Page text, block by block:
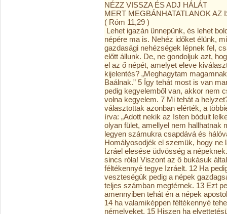
NÉZZ VISSZA ÉS ADJ HÁLÁT
MERT MEGBÁNHATATLANOK AZ
( Róm 11,29 )
Lehet igazán ünnepünk, és lehet
népére ma is. Nehéz időket élünk,
gazdasági nehézségek lépnek fel,
előtt állunk. De, ne gondoljuk azt,
el az ő népét, amelyet eleve
kijelentés? „Meghagytam
Baálnak.” 5 Így tehát most is van
pedig kegyelemből van, akkor nem
volna kegyelem. 7 Mi tehát a
választottak azonban elérték, a
írva: „Adott nekik az Isten bódult
olyan fület, amellyel nem hallhatnak
legyen számukra csapdává és
Homályosodjék el szemük, hogy ne
Izráel elesése üdvösség a
sincs róla! Viszont az ő bukásuk
féltékennyé tegye Izráelt. 12 Ha
veszteségük pedig a népek
teljes számban megtérnek. 13 Ezt
amennyiben tehát én a népek
14 ha valamiképpen féltékennyé
némelyeket. 15 Hiszen ha